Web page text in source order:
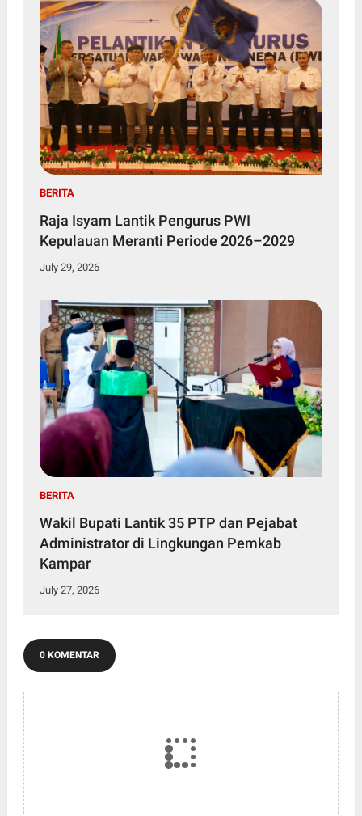
BERITA
Raja Isyam Lantik Pengurus PWI
Kepulauan Meranti Periode 2026–2029
July 29, 2026
BERITA
Wakil Bupati Lantik 35 PTP dan Pejabat
Administrator di Lingkungan Pemkab
Kampar
July 27, 2026
0 KOMENTAR